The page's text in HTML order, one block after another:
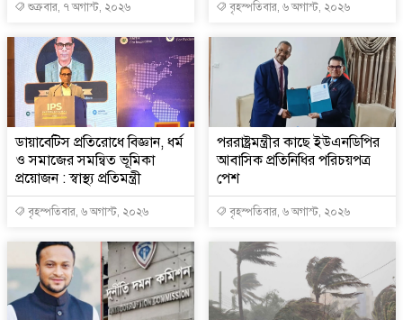
শুক্রবার, ৭ অগাস্ট, ২০২৬ বৃহস্পতিবার, ৬ অগাস্ট, ২০২৬
ডায়াবেটিস প্রতিরোধে বিজ্ঞান, ধর্ম
ও সমাজের সমন্বিত ভূমিকা
প্রয়োজন : স্বাস্থ্য প্রতিমন্ত্রী
বৃহস্পতিবার, ৬ অগাস্ট, ২০২৬
পররাষ্ট্রমন্ত্রীর কা‌ছে ইউএনডিপির
আবাসিক প্রতিনিধির পরিচয়পত্র
পেশ
বৃহস্পতিবার, ৬ অগাস্ট, ২০২৬